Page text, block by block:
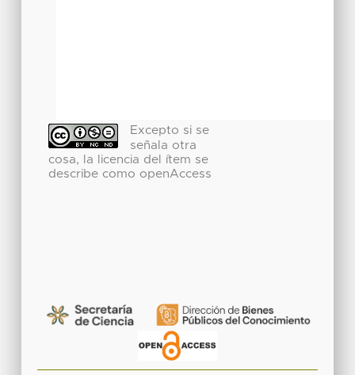
Excepto si se
señala otra
cosa, la licencia del ítem se
describe como openAccess